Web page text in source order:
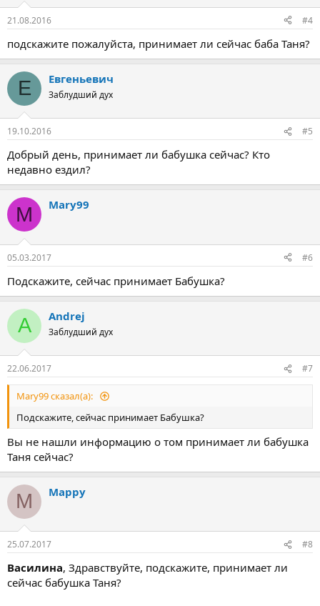
21.08.2016 #4
подскажите пожалуйста, принимает ли сейчас баба Таня?
Е Евгеньевич
Заблудший дух
19.10.2016 #5
Добрый день, принимает ли бабушка сейчас? Кто
недавно ездил?
M Mary99
05.03.2017 #6
Подскажите, сейчас принимает Бабушка?
A Andrej
Заблудший дух
22.06.2017 #7
Mary99 сказал(а):
Подскажите, сейчас принимает Бабушка?
Вы не нашли информацию о том принимает ли бабушка
Таня сейчас?
М Марру
25.07.2017 #8
Василина, Здравствуйте, подскажите, принимает ли
сейчас бабушка Таня?